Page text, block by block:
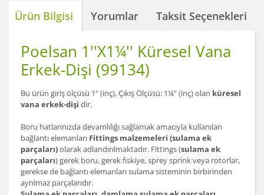
Ürün Bilgisi Yorumlar Taksit Seçenekleri
Poelsan 1''X1¼'' Küresel Vana
Erkek-Dişi (99134)
Bu ürün giriş ölçüsü 1" (inç), Çıkış Ölçüsü: 1¼" (inç) olan küresel
vana erkek-dişi dir.
Boru hatlarınızda devamlılığı sağlamak amacıyla kullanılan
bağlantı elemanları Fittings malzemeleri (sulama ek
parçaları)olarak adlandırılmaktadır. Fittings (sulama ek
parçaları) gerek boru, gerek fıskiye, sprey sprink veya rotorlar,
gerekse de bağlantı elemanları sulama sisteminin birbirinden
ayrılmaz parçalarıdır.